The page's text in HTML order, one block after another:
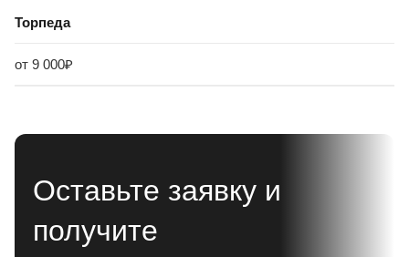
Торпеда
от 9 000₽
Оставьте заявку и
получите